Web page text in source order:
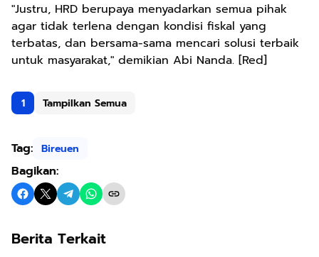
"Justru, HRD berupaya menyadarkan semua pihak
agar tidak terlena dengan kondisi fiskal yang
terbatas, dan bersama-sama mencari solusi terbaik
untuk masyarakat," demikian Abi Nanda. [Red]
1 Tampilkan Semua
Tag: Bireuen
Bagikan:
Berita Terkait